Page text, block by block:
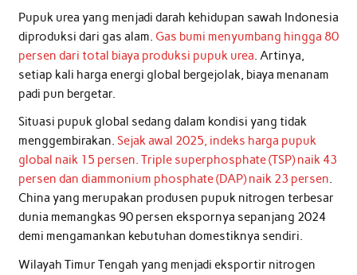
Pupuk urea yang menjadi darah kehidupan sawah Indonesia
diproduksi dari gas alam. Gas bumi menyumbang hingga 80
persen dari total biaya produksi pupuk urea. Artinya,
setiap kali harga energi global bergejolak, biaya menanam
padi pun bergetar.
Situasi pupuk global sedang dalam kondisi yang tidak
menggembirakan. Sejak awal 2025, indeks harga pupuk
global naik 15 persen. Triple superphosphate (TSP) naik 43
persen dan diammonium phosphate (DAP) naik 23 persen.
China yang merupakan produsen pupuk nitrogen terbesar
dunia memangkas 90 persen ekspornya sepanjang 2024
demi mengamankan kebutuhan domestiknya sendiri.
Wilayah Timur Tengah yang menjadi eksportir nitrogen